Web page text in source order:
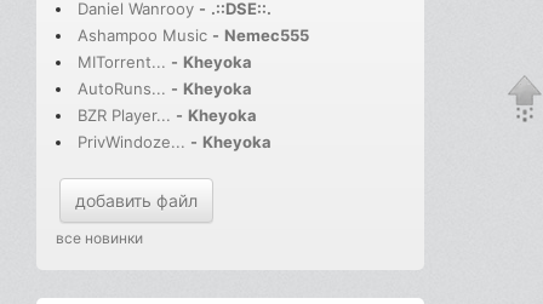
Daniel Wanrooy - .::DSE::.
Ashampoo Music - Nemec555
MITorrent... - Kheyoka
AutoRuns... - Kheyoka
BZR Player... - Kheyoka
PrivWindoze... - Kheyoka
добавить файл
все новинки